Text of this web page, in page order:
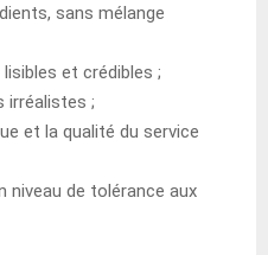
sans mélange
et crédibles ;
irréalistes ;
et la qualité du service
niveau de tolérance aux